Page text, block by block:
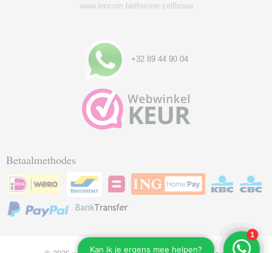
www.lencom.be/loxone-zelfbouw
+32 89 44 90 04
Betaalmethodes